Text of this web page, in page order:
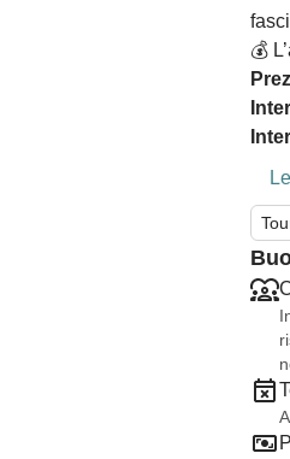
💰​